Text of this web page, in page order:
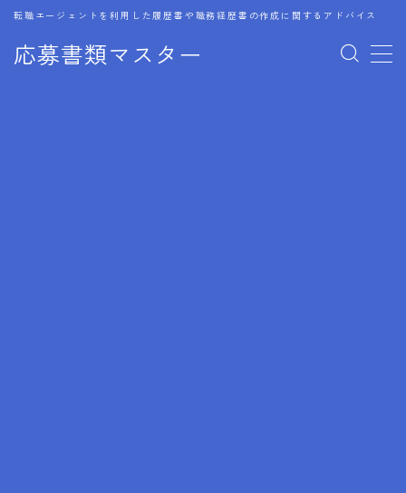
応募書類マスター
転職エージェントを利用した履歴書や職務経歴書の作成に関するアドバイス
MENU